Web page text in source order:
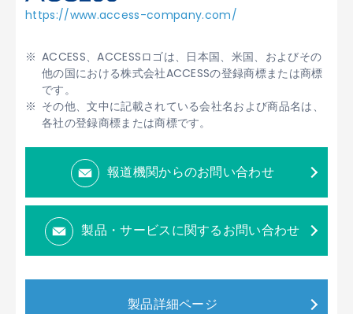
https://www.access-company.com/
ACCESS、ACCESSロゴは、日本国、米国、およびその
他の国における株式会社ACCESSの登録商標または商標
です。
その他、文中に記載されている会社名および商品名は、
各社の登録商標または商標です。
報道機関からのお問い合わせ
製品・サービスに関するお問い合わせ
製品詳細ページ